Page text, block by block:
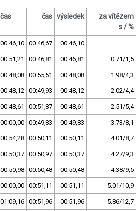
čas čas výsledek
za vítězem
s / %
00:46,10 00:46,67 00:46,10
00:51,21 00:46,81 00:46,81 0.71/1,5
00:48,08 00:55,51 00:48,08 1.98/4,3
00:48,12 00:49,93 00:48,12 2.02/4,4
00:48,61 00:51,87 00:48,61 2.51/5,4
00:00,00 00:49,83 00:49,83 3.73/8,1
00:54,28 00:50,11 00:50,11 4.01/8,7
00:50,37 00:50,97 00:50,37 4.27/9,3
00:50,98 00:50,48 00:50,48 4.38/9,5
00:00,00 00:51,11 00:51,11 5.01/10,9
01:09,16 00:51,96 00:51,96 5.86/12,7